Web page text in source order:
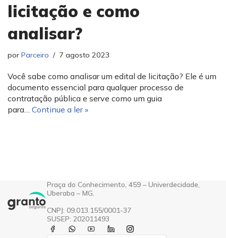
licitação e como
analisar?
por Parceiro 7 agosto 2023
Você sabe como analisar um edital de licitação? Ele é um
documento essencial para qualquer processo de
contratação pública e serve como um guia
para… Continue a ler »
Praça do Conhecimento, 459 – Univerdecidade,
Uberaba – MG.
CNPJ: 09.013.155/0001-37
SUSEP: 202011493